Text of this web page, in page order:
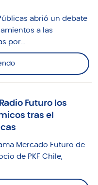
abrió un debate
a las
por...
Futuro los
tras el
Mercado Futuro de
de PKF Chile,